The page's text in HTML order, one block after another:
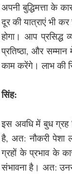
अपनी बुद्धिमत्ता के
दूर की यात्राएं भी
होगा। आप प्रसिद्ध
प्रतिष्ठा, और
काम करेंगे। लाभ की
सिंह:
इस अवधि में बुध ग्रह
है, अत: नौकरी पेशा
ग्रहों के प्रभाव के
संभावना है। अत: